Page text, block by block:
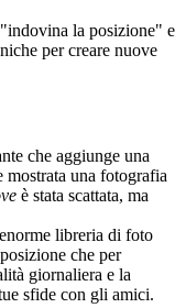
la posizione" e
per creare nuove
che aggiunge una
una fotografia
è stata scattata, ma
libreria di foto
che per
giornaliera e la
sfide con gli amici.